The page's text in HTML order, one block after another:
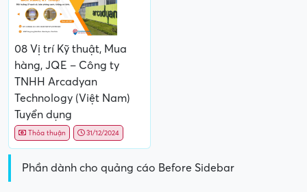
08 Vị trí Kỹ thuật, Mua
hàng, JQE – Công ty
TNHH Arcadyan
Technology (Việt Nam)
Tuyển dụng
Thỏa thuận 31/12/2024
Phần dành cho quảng cáo Before Sidebar